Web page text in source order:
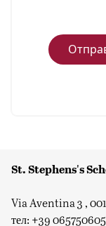
St. Stephens's
Via Aventina 3 ,
тел: +39 065750605